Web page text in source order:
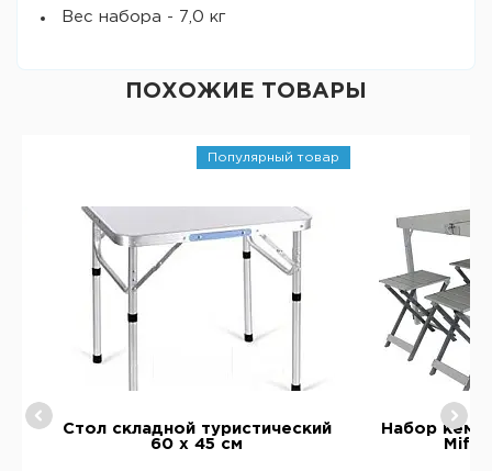
Вес набора - 7,0 кг
ПОХОЖИЕ ТОВАРЫ
Популярный товар
Стол складной туристический
60 х 45 см
Набор